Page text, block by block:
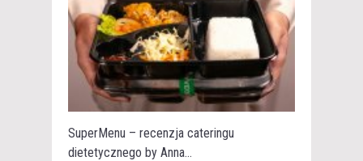
SuperMenu – recenzja cateringu
dietetycznego by Anna...